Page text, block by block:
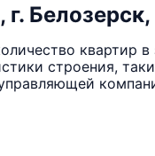
г.
квартир в
строения,